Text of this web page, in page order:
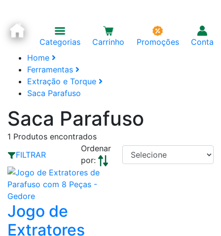
Categorias Carrinho Promoções
Conta
Home
Ferramentas
Extração e Torque
Saca Parafuso
Saca Parafuso
1 Produtos encontrados
FILTRAR
Ordenar
por:
Jogo de
Extratores